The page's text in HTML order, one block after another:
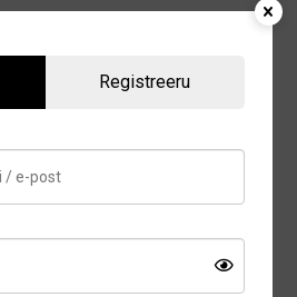
Registreeru